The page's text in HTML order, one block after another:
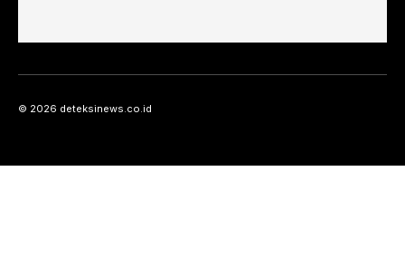
© 2026 deteksinews.co.id